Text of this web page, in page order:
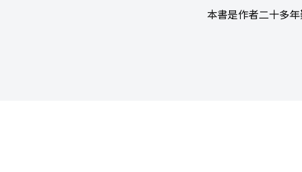
本書是作者二十多年